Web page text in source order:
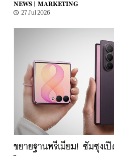
NEWS |
MARKETING
27 Jul 2026
ขยายฐานพรีเมียม! ซัมซุง